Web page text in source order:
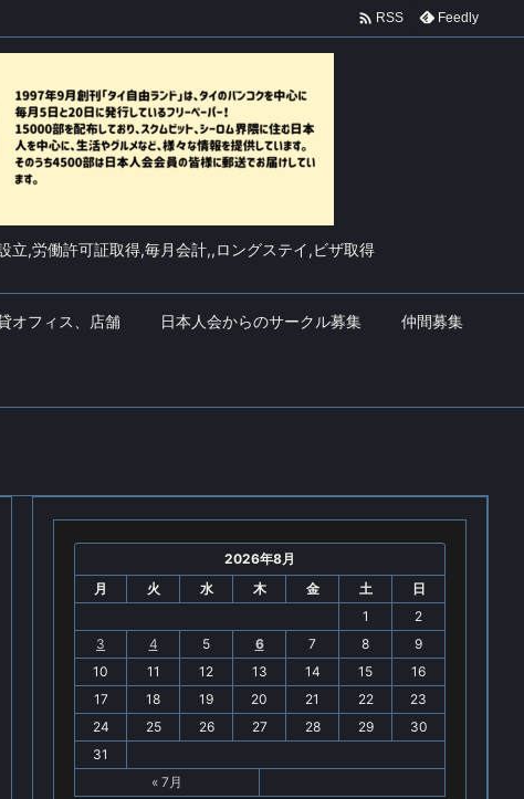
立,労働許可証取得,毎月会計,,ロングステイ,ビザ取得
オフィス、店舗 日本人会からのサークル募集 仲間募集
 RSS Feedly
2026年8月
月
火 水 木 金 土
日
1
2
3
4 5 6 7 8
9
10
11 12 13 14 15
16
17
18 19 20 21 22
23
24
25 26 27 28 29
30
31
« 7月